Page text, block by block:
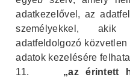
adatkezelővel, az
személyekkel,
adatfeldolgozó
adatok kezelésére
11.
„az érintett